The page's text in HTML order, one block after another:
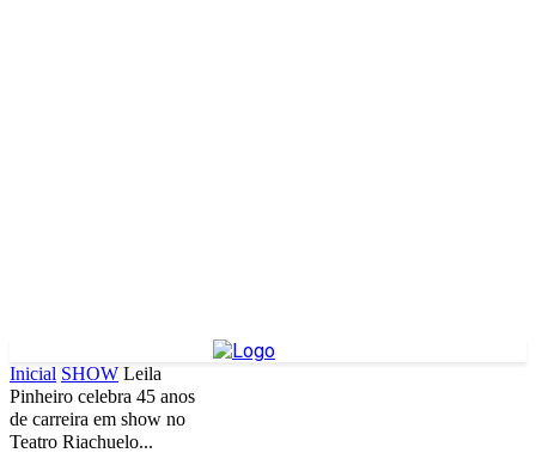
Inicial SHOW Leila
Pinheiro celebra 45 anos
de carreira em show no
Teatro Riachuelo...